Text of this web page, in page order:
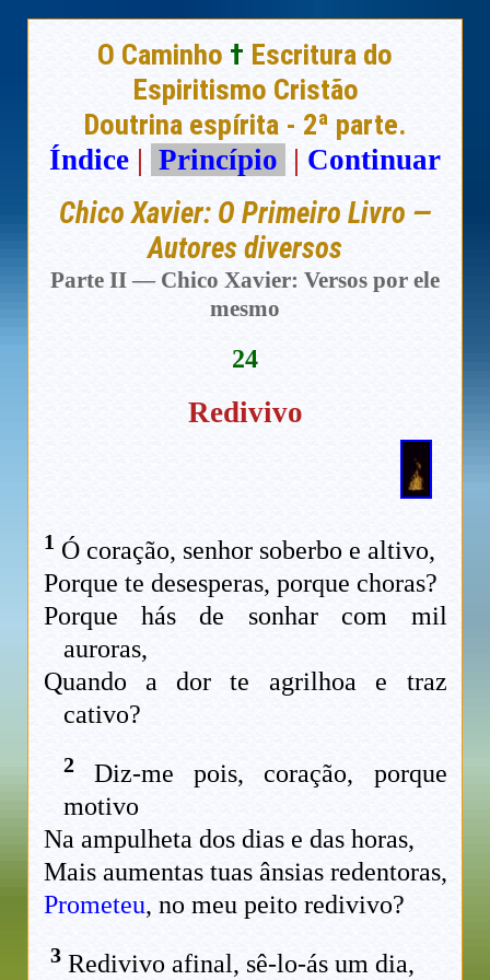
O Caminho † Escritura do
Espiritismo Cristão
Doutrina espírita - 2ª parte.
Índice | Princípio | Continuar
Chico Xavier: O Primeiro Livro —
Autores diversos
Parte II — Chico Xavier: Versos por ele
mesmo
24
Redivivo
1 Ó coração, senhor soberbo e altivo,
Porque te desesperas, porque choras?
Porque hás de sonhar com mil
auroras,
Quando a dor te agrilhoa e traz
cativo?
2Diz-me pois, coração, porque
motivo
Na ampulheta dos dias e das horas,
Mais aumentas tuas ânsias redentoras,
Prometeu, no meu peito redivivo?
3Redivivo afinal, sê-lo-ás um dia,